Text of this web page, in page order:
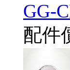
GG-
配件